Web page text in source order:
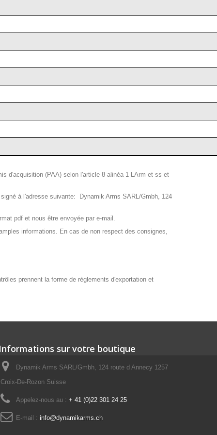
d'acquisition (PAA) selon l'article 8 alinéa 1 LArm et ss et
à l'adresse suivante: Dynamik Arms SARL/Gmbh, 124
pdf et nous être envoyée par e-mail.
informations. En cas de non respect des consignes,
prennent la forme de règlements d'exportation et
Informations sur votre boutique
Dynamik Arms SARL/Gmbh, 124 route d Annecy 1257
Croix-De-Rozon Suisse
Appelez-nous au : + 41 (0)22 301 24 25
E-mail : info@dynamikarms.ch